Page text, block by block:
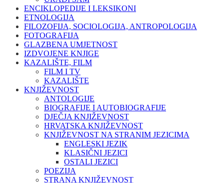
ENCIKLOPEDIJE I LEKSIKONI
ETNOLOGIJA
FILOZOFIJA, SOCIOLOGIJA, ANTROPOLOGIJA
FOTOGRAFIJA
GLAZBENA UMJETNOST
IZDVOJENE KNJIGE
KAZALIŠTE, FILM
FILM I TV
KAZALIŠTE
KNJIŽEVNOST
ANTOLOGIJE
BIOGRAFIJE I AUTOBIOGRAFIJE
DJEČJA KNJIŽEVNOST
HRVATSKA KNJIŽEVNOST
KNJIŽEVNOST NA STRANIM JEZICIMA
ENGLESKI JEZIK
KLASIČNI JEZICI
OSTALI JEZICI
POEZIJA
STRANA KNJIŽEVNOST